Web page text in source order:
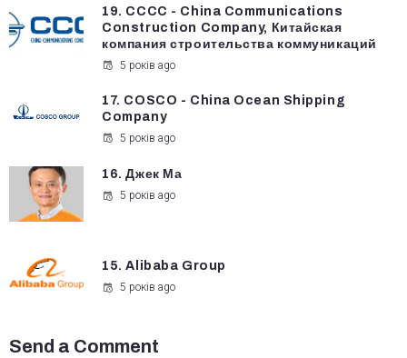
19. CCCC - China Communications
Construction Company, Китайская
компания строительства коммуникаций
5 років ago
17. COSCO - China Ocean Shipping
Company
5 років ago
16. Джек Ма
5 років ago
15. Alibaba Group
5 років ago
Send a Comment